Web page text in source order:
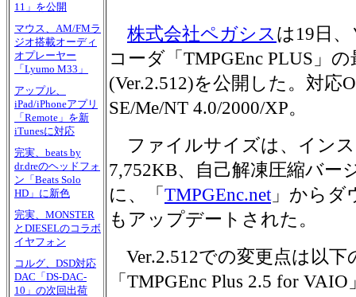
11」を公開
マウス、AM/FMラ
ジオ搭載オーディ
オプレーヤー
「Lyumo M33」
アップル、
iPad/iPhoneアプリ
「Remote」を新
iTunesに対応
完実、beats by
dr.dreのヘッドフォ
ン「Beats Solo
HD」に新色
完実、MONSTER
とDIESELのコラボ
イヤフォン
コルグ、DSD対応
DAC「DS-DAC-
10」の次回出荷
株式会社ペガシス は19日
コーダ「TMPGEnc PLUS」
(Ver.2.512)を公開した。対応
SE/Me/NT 4.0/2000/XP。
ファイルサイズは、イン
7,752KB、自己解凍圧縮バー
に、「 TMPGEnc.net」からダ
もアップデートされた。
Ver.2.512での変更点は以下
「TMPGEnc Plus 2.5 for